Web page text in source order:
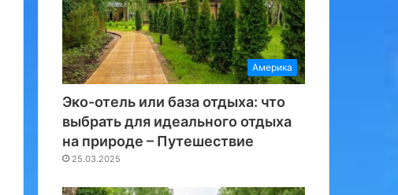
Америка
Эко-отель или база отдыха: что
выбрать для идеального отдыха
на природе – Путешествие
25.03.2025